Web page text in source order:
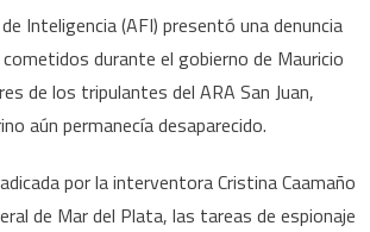
Inteligencia (AFI) presentó una denuncia
durante el gobierno de Mauricio
de los tripulantes del ARA San Juan,
aún permanecía desaparecido.
por la interventora Cristina Caamaño
de Mar del Plata, las tareas de espionaje